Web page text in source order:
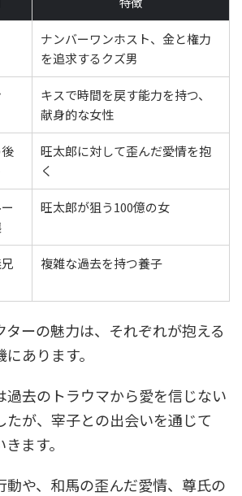
ナンバーワンホスト、金と権力
を追求するクズ男
キスで時間を戻す能力を持つ、
献身的な女性
旺太郎に対して歪んだ愛情を抱
く
旺太郎が狙う100億の女
複雑な過去を持つ養子
ターの魅力は、それぞれが抱える
あります。
過去のトラウマから愛を信じない
たが、宰子との出会いを通じて
ます。
動や、和馬の歪んだ愛情、尊氏の